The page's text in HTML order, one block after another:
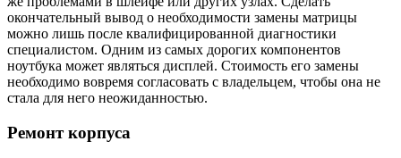
окончательный вывод о необходимости замены матрицы
можно лишь после квалифицированной диагностики
специалистом. Одним из самых дорогих компонентов
ноутбука может являться дисплей. Стоимость его замены
необходимо вовремя согласовать с владельцем, чтобы она не
стала для него неожиданностью.
Ремонт корпуса